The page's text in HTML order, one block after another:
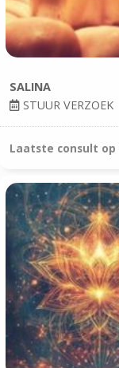
SALINA
STUUR VERZOEK
Laatste consult op